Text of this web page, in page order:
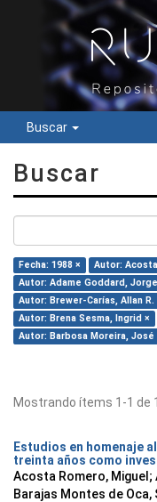
Buscar
Buscar
Fecha: 1988 ×
Autor:
Autor: Adame Goddard,
Autor: Brewer-Carías, Allan R.
Autor: Brena Sesma, Ingrid ×
Autor: Barbosa Moreira, José
Mostrando ítems 1-1 de 1
Estudios en homenaje
treinta años como
Acosta Romero,
Barajas Montes de